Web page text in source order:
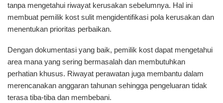
tanpa mengetahui riwayat kerusakan sebelumnya. Hal ini
membuat pemilik kost sulit mengidentifikasi pola kerusakan dan
menentukan prioritas perbaikan.
Dengan dokumentasi yang baik, pemilik kost dapat mengetahui
area mana yang sering bermasalah dan membutuhkan
perhatian khusus. Riwayat perawatan juga membantu dalam
merencanakan anggaran tahunan sehingga pengeluaran tidak
terasa tiba-tiba dan membebani.